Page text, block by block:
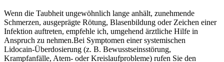
Wenn die Taubheit ungewöhnlich lange anhält, zunehmende
Schmerzen, ausgeprägte Rötung, Blasenbildung oder Zeichen einer
Infektion auftreten, ⁢empfehle ich, umgehend ärztliche Hilfe in⁤
Anspruch zu nehmen.Bei ‍Symptomen einer⁤ systemischen
Lidocain‑Überdosierung⁣ (z. B. Bewusstseinsstörung, ​
Krampfanfälle, Atem‑ oder Kreislaufprobleme) ​rufen Sie den